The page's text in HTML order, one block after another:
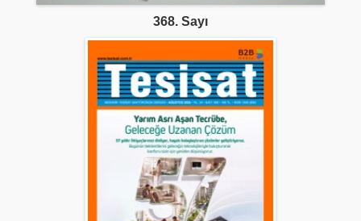
368. Sayı